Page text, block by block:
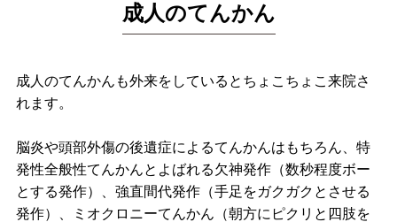
成人のてんかん
成人のてんかんも外来をしているとちょこちょこ来院さ
れます。
脳炎や頭部外傷の後遺症によるてんかんはもちろん、特
発性全般性てんかんとよばれる欠神発作（数秒程度ボー
とする発作）、強直間代発作（手足をガクガクとさせる
発作）、ミオクロニーてんかん（朝方にピクリと四肢を
末梢神経障害
筋疾患
脊